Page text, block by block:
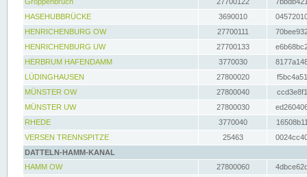
HASEHUBBRÜCKE
3690010
HENRICHENBURG OW
27700111
HENRICHENBURG UW
27700133
HERBRUM HAFENDAMM
3770030
LÜDINGHAUSEN
27800020
MÜNSTER OW
27800040
MÜNSTER UW
27800030
RHEDE
3770040
VERSEN TRENNSPITZE
25463
DATTELN-HAMM-KANAL
HAMM OW
27800060